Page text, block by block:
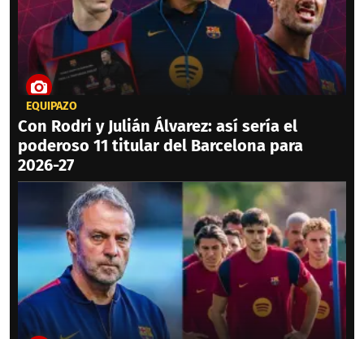
EQUIPAZO
Con Rodri y Julián Álvarez: así sería el
poderoso 11 titular del Barcelona para
2026-27